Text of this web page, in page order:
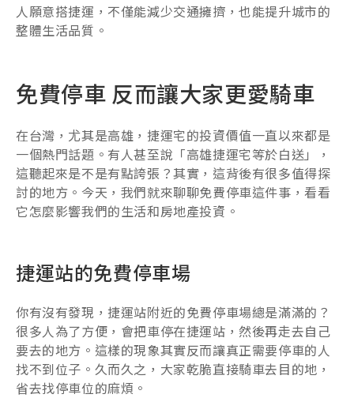
人願意搭捷運，不僅能減少交通擁擠，也能提升城市的
整體生活品質。
免費停車 反而讓大家更愛騎車
在台灣，尤其是高雄，捷運宅的投資價值一直以來都是
一個熱門話題。有人甚至說「高雄捷運宅等於白送」，
這聽起來是不是有點誇張？其實，這背後有很多值得探
討的地方。今天，我們就來聊聊免費停車這件事，看看
它怎麼影響我們的生活和房地產投資。
捷運站的免費停車場
你有沒有發現，捷運站附近的免費停車場總是滿滿的？
很多人為了方便，會把車停在捷運站，然後再走去自己
要去的地方。這樣的現象其實反而讓真正需要停車的人
找不到位子。久而久之，大家乾脆直接騎車去目的地，
省去找停車位的麻煩。